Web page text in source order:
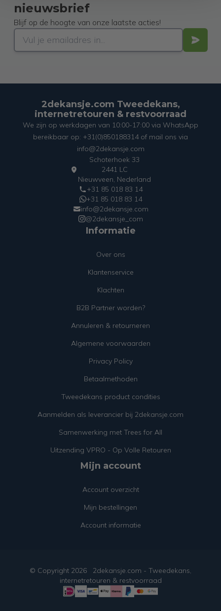
nieuwsbrief
Blijf op de hoogte van onze laatste acties!
2dekansje.com Tweedekans,
internetretouren & restvoorraad
We zijn op werkdagen van 10:00-17:00 via WhatsApp
bereikbaar op: +31(0)850188314 of mail ons via
info@2dekansje.com
Schoterhoek 33
2441 LC
Nieuwveen, Nederland
+31 85 018 83 14
+31 85 018 83 14
info@2dekansje.com
@2dekansje_com
Informatie
Over ons
Klantenservice
Klachten
B2B Partner worden?
Annuleren & retourneren
Algemene voorwaarden
Privacy Policy
Betaalmethoden
Tweedekans product condities
Aanmelden als leverancier bij 2dekansje.com
Samenwerking met Trees for All
Uitzending VPRO - Op Volle Retouren
Mijn account
Account overzicht
Mijn bestellingen
Account informatie
© Copyright 2026
2dekansje.com - Tweedekans,
internetretouren & restvoorraad